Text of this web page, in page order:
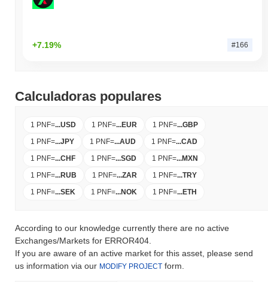
+7.19% #166
Calculadoras populares
1 PNF=...USD 1 PNF=...EUR 1 PNF=...GBP
1 PNF=...JPY 1 PNF=...AUD 1 PNF=...CAD
1 PNF=...CHF 1 PNF=...SGD 1 PNF=...MXN
1 PNF=...RUB 1 PNF=...ZAR 1 PNF=...TRY
1 PNF=...SEK 1 PNF=...NOK 1 PNF=...ETH
According to our knowledge currently there are no active
Exchanges/Markets for ERROR404.
If you are aware of an active market for this asset, please send
us information via our MODIFY PROJECT form.